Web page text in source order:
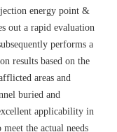
energy point &
out a rapid evaluation
performs a
results based on the
areas and
buried and
applicability in
the actual needs